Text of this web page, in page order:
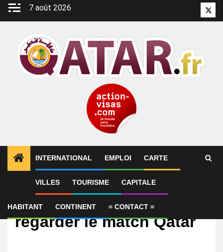
Aller
7 août 2026
INTERNATIONAL EMPLOI CARTE
VILLES TOURISME CAPITALE
HABITANT CONTINENT = CONTACT =
International
Sur quelle chaîne
regarder le match Qatar